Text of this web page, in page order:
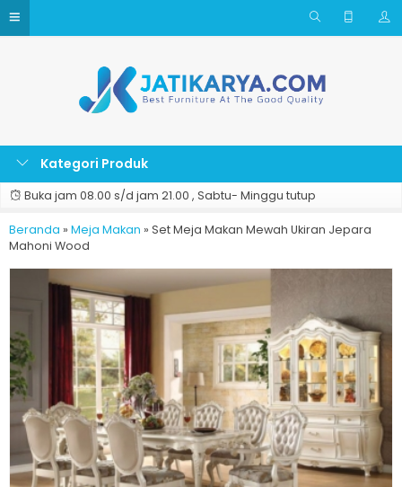
Kategori Produk
Buka jam 08.00 s/d jam 21.00 , Sabtu- Minggu tutup
Beranda » Meja Makan » Set Meja Makan Mewah Ukiran Jepara
Mahoni Wood